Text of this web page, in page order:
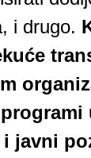
i drugo.
i javni